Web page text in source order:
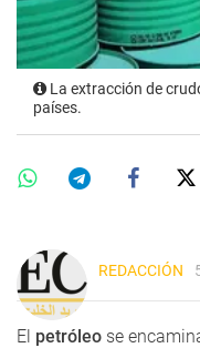
La extracción de
países.
REDACCIÓN
El petróleo se